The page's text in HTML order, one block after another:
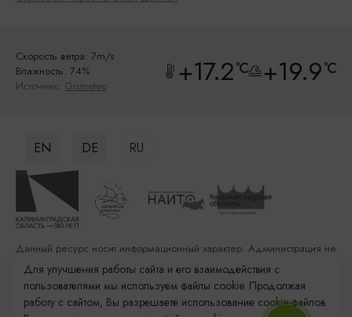
Скорость ветра: 7m/s
Влажность: 74%
Источник: Gismeteo +17.2°C +19.9°C
EN DE RU
Данный ресурс носит информационный характер. Администрация не
несет ответственности за качество услуг, предоставленных
сторонними организациями
Разработка сайта: «Решение»
Для улучшения работы сайта и его взаимодействия с
пользователями мы используем файлы cookie. Продолжая
работу с сайтом, Вы разрешаете использование cookie-файлов.